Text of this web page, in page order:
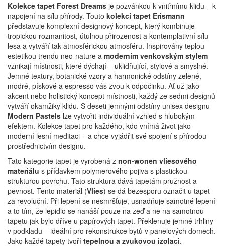
Kolekce tapet Forest Dreams je pozvánkou k vnitřnímu klidu – k
napojení na sílu přírody. Touto kolekcí tapet Erismann
představuje komplexní designový koncept, který kombinuje
tropickou rozmanitost, útulnou přirozenost a kontemplativní sílu
lesa a vytváří tak atmosférickou atmosféru. Inspirovány teplou
estetikou trendu neo-nature a moderním venkovským stylem
vznikají místnosti, které dýchají – uklidňující, stylové a smyslné.
Jemné textury, botanické vzory a harmonické odstíny zelené,
modré, pískové a espresso vás zvou k odpočinku. Ať už jako
akcent nebo holistický koncept místnosti, každý ze sedmi designů
vytváří okamžiky klidu. S deseti jemnými odstíny unisex designu
Modern Pastels lze vytvořit individuální vzhled s hlubokým
efektem. Kolekce tapet pro každého, kdo vnímá život jako
moderní lesní meditaci – a chce vyjádřit své spojení s přírodou
prostřednictvím designu.
Tato kategorie tapet je vyrobená z non-wonen vliesového
materiálu s přídavkem polymerového pojiva s plastickou
strukturou povrchu. Tato struktura dává tapetám pružnost a
pevnost. Tento materiál (Vlies) se dá bezesporu označit u tapet
za revoluční. Při lepení se nesmršťuje, usnadňuje samotné lepení
a to tím, že lepidlo se nanáší pouze na zeď a ne na samotnou
tapetu jak bylo dříve u papírových tapet. Překlenuje jemné trhliny
v podkladu – ideální pro rekonstrukce bytů v panelových domech.
Jako každé tapety tvoří tepelnou a zvukovou izolaci.